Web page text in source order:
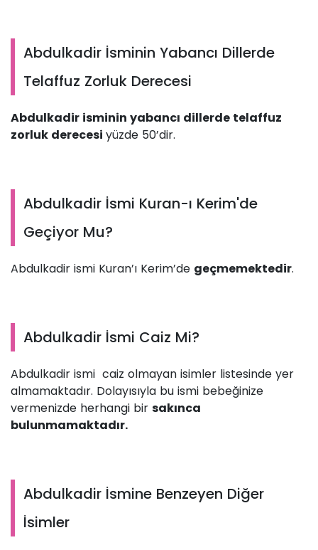
Abdulkadir İsminin Yabancı Dillerde
Telaffuz Zorluk Derecesi
Abdulkadir isminin yabancı dillerde telaffuz
zorluk derecesi yüzde 50’dir.
Abdulkadir İsmi Kuran-ı Kerim'de
Geçiyor Mu?
Abdulkadir ismi Kuran’ı Kerim’de geçmemektedir.
Abdulkadir İsmi Caiz Mi?
Abdulkadir ismi caiz olmayan isimler listesinde yer
almamaktadır. Dolayısıyla bu ismi bebeğinize
vermenizde herhangi bir sakınca
bulunmamaktadır.
Abdulkadir İsmine Benzeyen Diğer
İsimler